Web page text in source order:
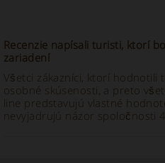
Recenzie napísali turisti, ktorí
zariadení
Všetci zákazníci, ktorí hodnotili
osobné skúsenosti, a preto
line predstavujú vlastné
nevyjadrujú názor spoločnosti